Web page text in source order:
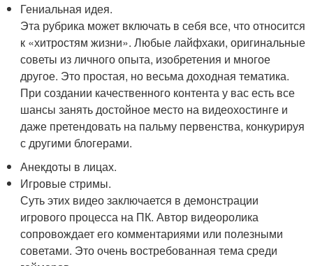
Гениальная идея.
Эта рубрика может включать в себя все, что относится
к «хитростям жизни». Любые лайфхаки, оригинальные
советы из личного опыта, изобретения и многое
другое. Это простая, но весьма доходная тематика.
При создании качественного контента у вас есть все
шансы занять достойное место на видеохостинге и
даже претендовать на пальму первенства, конкурируя
с другими блогерами.
Анекдоты в лицах.
Игровые стримы.
Суть этих видео заключается в демонстрации
игрового процесса на ПК. Автор видеоролика
сопровождает его комментариями или полезными
советами. Это очень востребованная тема среди